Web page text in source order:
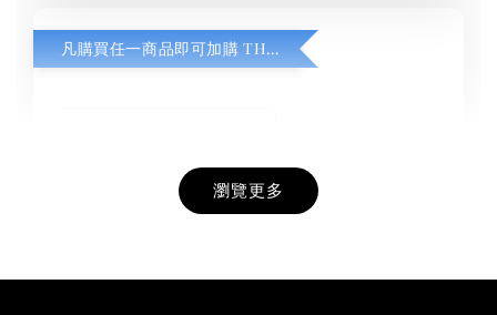
凡購買任一商品即可加購 THT 九週年紀念 T-shirt
瀏覽更多